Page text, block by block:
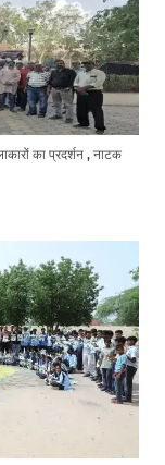
का प्रदर्शन , नाटक